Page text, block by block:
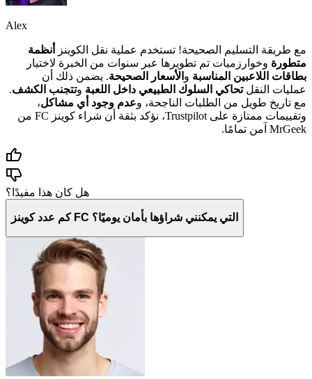
Alex
مع طريقة التسليم الصحيحة! تستخدم عملية نقل الكوينز
أنظمة
متطورة وخوارزميات تم تطويرها عبر سنوات من الخبرة لاختيار
بطاقات اللاعبين المناسبة و الأسعار الصحيحة. يضمن ذلك أن
عمليات النقلتحاكي السلوك الطبيعي داخل اللعبة وتتجنب الكشف.
مع تاريخ طويل من الطلبات الناجحة، وعدم وجود أي مشاكل،
وتقييمات ممتازة على Trustpilot، نؤكد بثقة أن شراء كوينز FC من
MrGeek آمن تمامًا.
هل كان هذا مفيدًا؟
كم عدد كوينز FC التي يمكنني شراؤها بأمان يوميًا؟